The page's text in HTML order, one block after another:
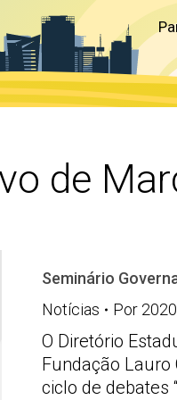
de
Seminário
Notícias
Por
O Diretório
Fundação
ciclo de debates